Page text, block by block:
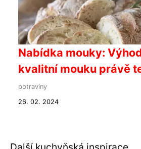
Nabídka mouky:
kvalitní mouku právě
potraviny
26. 02. 2024